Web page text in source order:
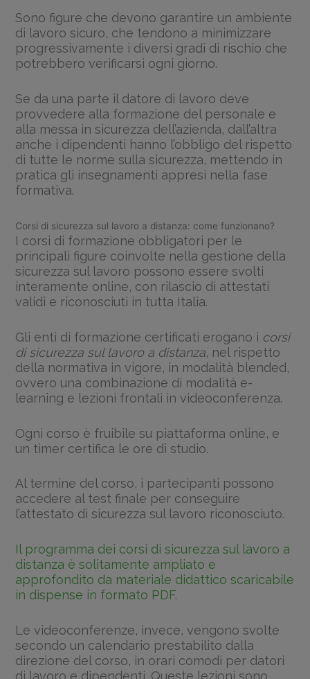
Sono figure che devono garantire un ambiente
di lavoro sicuro, che tendono a minimizzare
progressivamente i diversi gradi di rischio che
potrebbero verificarsi ogni giorno.
Se da una parte il datore di lavoro deve
provvedere alla formazione del personale e
alla messa in sicurezza dell’azienda, dall’altra
anche i dipendenti hanno l’obbligo del rispetto
di tutte le norme sulla sicurezza, mettendo in
pratica gli insegnamenti appresi nella fase
formativa.
Corsi di sicurezza sul lavoro a distanza: come funzionano?
I corsi di formazione obbligatori per le
principali figure coinvolte nella gestione della
sicurezza sul lavoro possono essere svolti
interamente online, con rilascio di attestati
validi e riconosciuti in tutta Italia.
Gli enti di formazione certificati erogano i corsi
di sicurezza sul lavoro a distanza, nel rispetto
della normativa in vigore, in modalità blended,
ovvero una combinazione di modalità e-
learning e lezioni frontali in videoconferenza.
Ogni corso è fruibile su piattaforma online, e
un timer certifica le ore di studio.
Al termine del corso, i partecipanti possono
accedere al test finale per conseguire
l’attestato di sicurezza sul lavoro riconosciuto.
Il programma dei corsi di sicurezza sul lavoro a
distanza è solitamente ampliato e
approfondito da materiale didattico scaricabile
in dispense in formato PDF.
Le videoconferenze, invece, vengono svolte
secondo un calendario prestabilito dalla
direzione del corso, in orari comodi per datori
di lavoro e dipendenti. Queste lezioni sono